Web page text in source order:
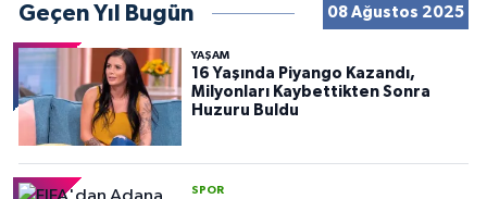
Geçen Yıl Bugün 08 Ağustos 2025
YAŞAM
16 Yaşında Piyango Kazandı,
Milyonları Kaybettikten Sonra
Huzuru Buldu
SPOR